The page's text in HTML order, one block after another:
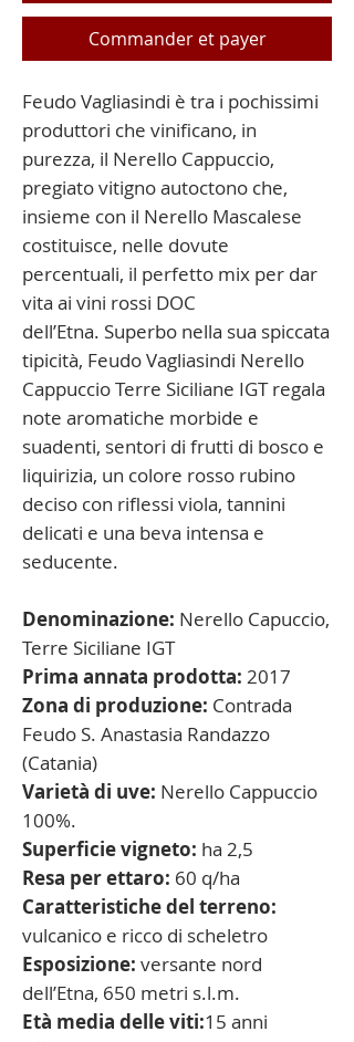
Commander et payer
Feudo Vagliasindi è tra i pochissimi
produttori che vinificano, in
purezza, il Nerello Cappuccio,
pregiato vitigno autoctono che,
insieme con il Nerello Mascalese
costituisce, nelle dovute
percentuali, il perfetto mix per dar
vita ai vini rossi DOC
dell’Etna. Superbo nella sua spiccata
tipicità, Feudo Vagliasindi Nerello
Cappuccio Terre Siciliane IGT regala
note aromatiche morbide e
suadenti, sentori di frutti di bosco e
liquirizia, un colore rosso rubino
deciso con riflessi viola, tannini
delicati e una beva intensa e
seducente.
Denominazione: Nerello Capuccio,
Terre Siciliane IGT
Prima annata prodotta: 2017
Zona di produzione: Contrada
Feudo S. Anastasia Randazzo
(Catania)
Varietà di uve: Nerello Cappuccio
100%.
Superficie vigneto: ha 2,5
Resa per ettaro: 60 q/ha
Caratteristiche del terreno:
vulcanico e ricco di scheletro
Esposizione: versante nord
dell’Etna, 650 metri s.l.m.
Età media delle viti:15 anni